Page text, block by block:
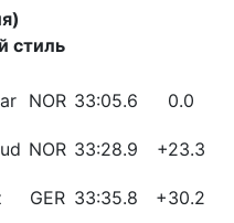
стиль
NOR 33:05.6 0.0
NOR 33:28.9 +23.3
GER 33:35.8 +30.2